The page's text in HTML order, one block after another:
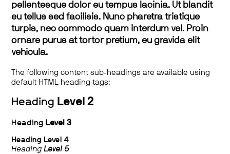
pellentesque dolor eu tempus lacinia. Ut blandit
eu tellus sed facilisis. Nunc pharetra tristique
turpis, nec commodo quam interdum vel. Proin
ornare purus at tortor pretium, eu gravida elit
vehicula.
The following content sub-headings are available using
default HTML heading tags:
Heading Level 2
Heading Level 3
Heading Level 4
HeadingLevel 5